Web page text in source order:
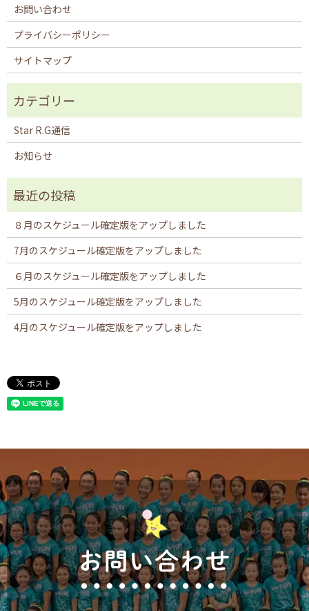
お問い合わせ
プライバシーポリシー
サイトマップ
Star R.G通信
お知らせ
８月のスケジュール確定版をアップしました
7月のスケジュール確定版をアップしました
６月のスケジュール確定版をアップしました
5月のスケジュール確定版をアップしました
4月のスケジュール確定版をアップしました